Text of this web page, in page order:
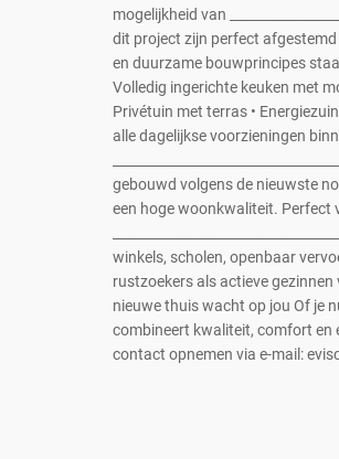
mogelijkheid van
dit project zijn perfect
en duurzame bouwprincipes
Volledig ingerichte keuken met
Privétuin met terras •
alle dagelijkse voorzieningen
gebouwd volgens de nieuwste
een hoge woonkwaliteit. Perfect
winkels, scholen, openbaar
rustzoekers als actieve gezinnen
nieuwe thuis wacht op jou Of je
combineert kwaliteit, comfort en
contact opnemen via e-mail: